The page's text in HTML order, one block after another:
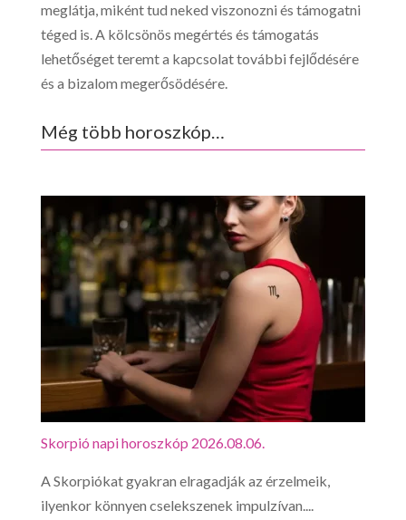
meglátja, miként tud neked viszonozni és támogatni
téged is. A kölcsönös megértés és támogatás
lehetőséget teremt a kapcsolat további fejlődésére
és a bizalom megerősödésére.
Még több horoszkóp…
Skorpió napi horoszkóp 2026.08.06.
A Skorpiókat gyakran elragadják az érzelmeik,
ilyenkor könnyen cselekszenek impulzívan....